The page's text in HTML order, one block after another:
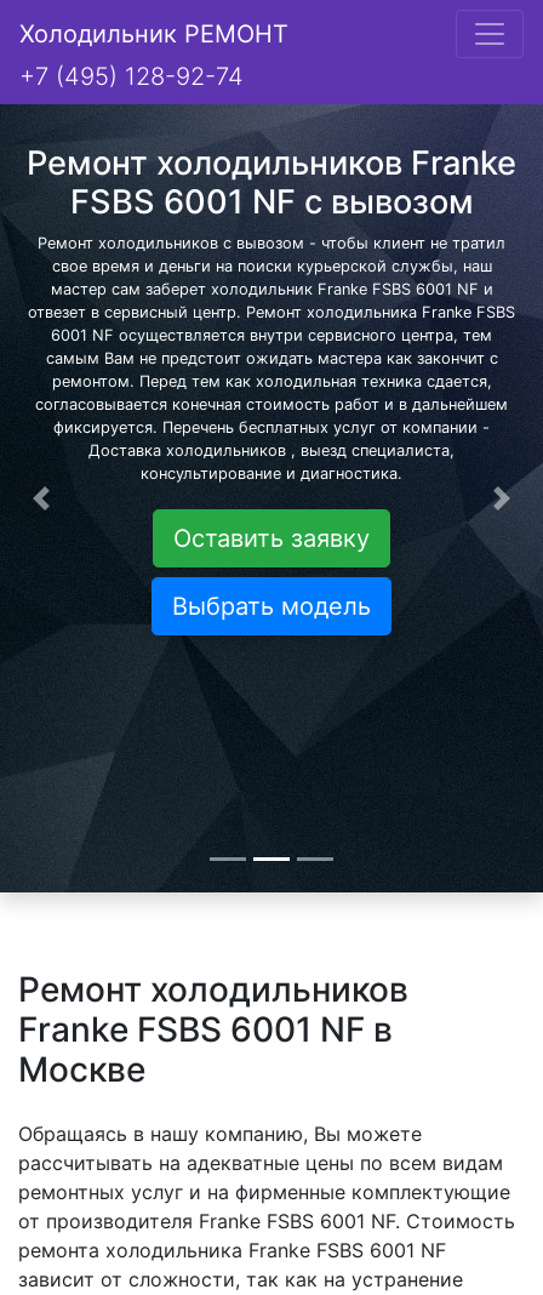
Холодильник РЕМОНТ
+7 (495) 128-92-74
Ремонт холодильников Franke
FSBS 6001 NF с вывозом
Ремонт холодильников с вывозом - чтобы клиент не тратил
свое время и деньги на поиски курьерской службы, наш
мастер сам заберет холодильник Franke FSBS 6001 NF и
отвезет в сервисный центр. Ремонт холодильника Franke FSBS
6001 NF осуществляется внутри сервисного центра, тем
самым Вам не предстоит ожидать мастера как закончит с
ремонтом. Перед тем как холодильная техника сдается,
согласовывается конечная стоимость работ и в дальнейшем
фиксируется. Перечень бесплатных услуг от компании -
Доставка холодильников , выезд специалиста,
консультирование и диагностика.
Оставить заявку
Выбрать модель
Предыдущая
Ремонт холодильников
Franke FSBS 6001 NF в
Москве
Обращаясь в нашу компанию, Вы можете
рассчитывать на адекватные цены по всем видам
ремонтных услуг и на фирменные комплектующие
от производителя Franke FSBS 6001 NF. Стоимость
ремонта холодильника Franke FSBS 6001 NF
зависит от сложности, так как на устранение